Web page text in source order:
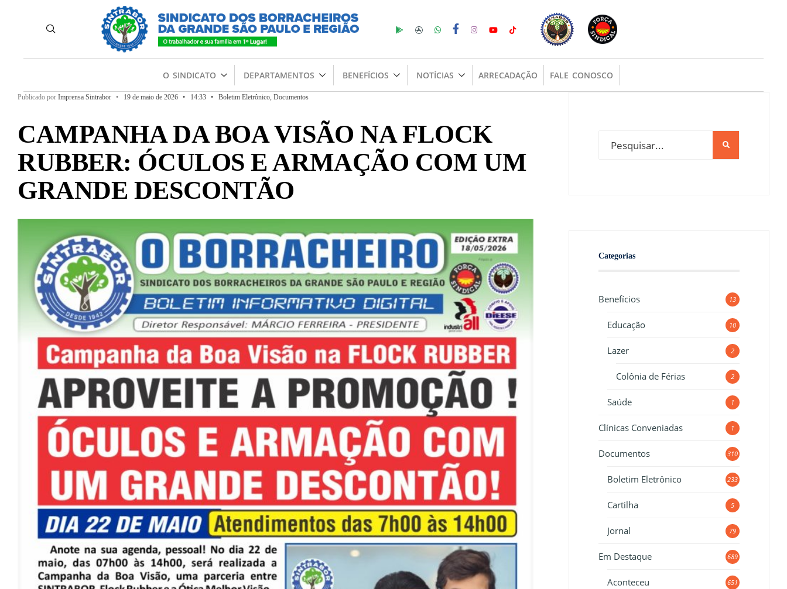
O SINDICATO DEPARTAMENTOS BENEFÍCIOS NOTÍCIAS ARRECADAÇÃO FALE CONOSCO
Publicado por Imprensa Sintrabor • 19 de maio de 2026 • 14:33 • Boletim Eletrônico, Documentos
CAMPANHA DA BOA VISÃO NA FLOCK
RUBBER: ÓCULOS E ARMAÇÃO COM UM
GRANDE DESCONTÃO
Categorias
Benefícios 13
Educação 10
Lazer 2
Colônia de Férias 2
Saúde 1
Clínicas Conveniadas 1
Documentos 310
Boletim Eletrônico 233
Cartilha 5
Jornal 79
Em Destaque 689
Aconteceu 651